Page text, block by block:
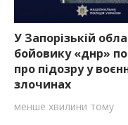
У Запорізькій
бойовику «днр»
про підозру у
злочинах
менше хвилини тому